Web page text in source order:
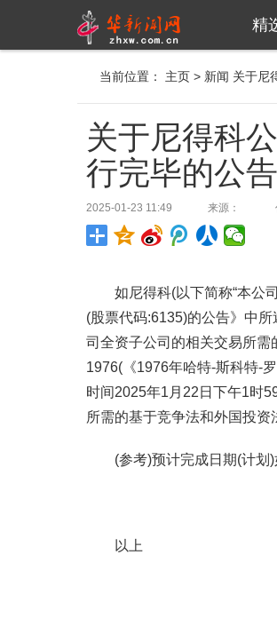
精
当前位置： 主页 > 新闻 关于尼
关于尼得科
行完毕的公告
2025-01-23 11:49 来源：
如尼得科(以下简称“本公
(股票代码:6135)的公告》中
司全资子公司的相关交易所需
1976(《1976年哈特-斯科特-
时间2025年1月22日下午1时
所需的基于竞争法和外国投资
(参考)预计完成日期(计划)
以上